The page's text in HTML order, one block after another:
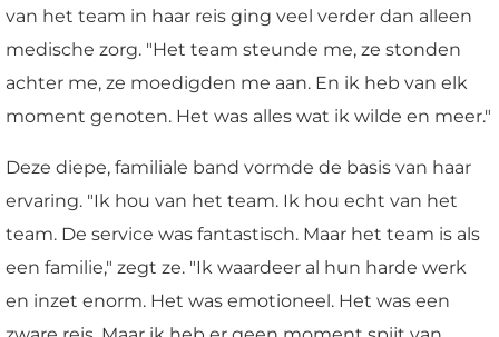
van het team in haar reis ging veel verder dan alleen
medische zorg. "Het team steunde me, ze stonden
achter me, ze moedigden me aan. En ik heb van elk
moment genoten. Het was alles wat ik wilde en meer."
Deze diepe, familiale band vormde de basis van haar
ervaring. "Ik hou van het team. Ik hou echt van het
team. De service was fantastisch. Maar het team is als
een familie," zegt ze. "Ik waardeer al hun harde werk
en inzet enorm. Het was emotioneel. Het was een